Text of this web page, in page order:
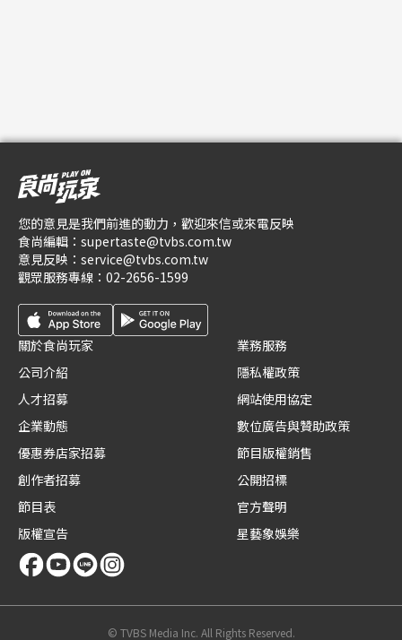
您的意見是我們前進的動力，歡迎來信或來電反映
食尚編輯： supertaste@tvbs.com.tw
意見反映： service@tvbs.com.tw
觀眾服務專線： 02-2656-1599
關於食尚玩家
公司介紹
人才招募
企業動態
優惠券店家招募
創作者招募
節目表
版權宣告
業務服務
隱私權政策
網站使用協定
數位廣告與贊助政策
節目版權銷售
公開招標
官方聲明
星藝象娛樂
© TVBS Media Inc. All Rights Reserved.